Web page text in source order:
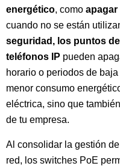
energético, como
cuando no se están
seguridad, los puntos
teléfonos IP pueden
horario o periodos de
menor consumo
eléctrica, sino que
de tu empresa.
Al consolidar la gestión
red, los switches PoE